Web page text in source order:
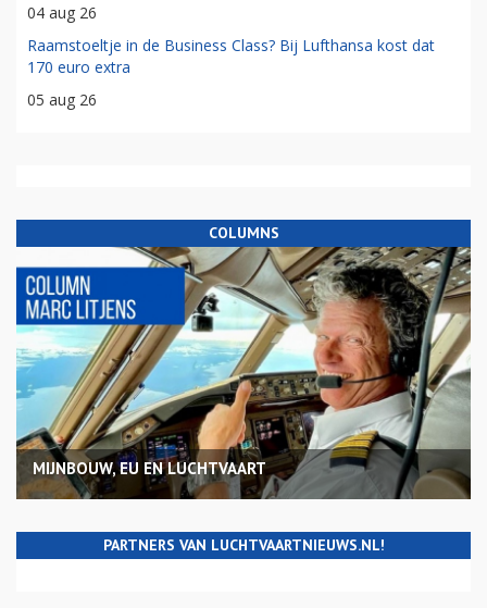
04 aug 26
Raamstoeltje in de Business Class? Bij Lufthansa kost dat
170 euro extra
05 aug 26
COLUMNS
MIJNBOUW, EU EN LUCHTVAART
PARTNERS VAN LUCHTVAARTNIEUWS.NL!